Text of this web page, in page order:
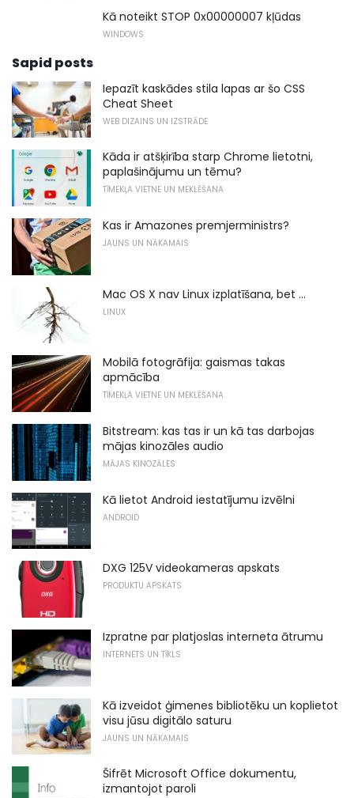
Kā noteikt STOP 0x00000007 kļūdas
WINDOWS
Sapid posts
Iepazīt kaskādes stila lapas ar šo CSS
Cheat Sheet
WEB DIZAINS UN IZSTRĀDE
Kāda ir atšķirība starp Chrome lietotni,
paplašinājumu un tēmu?
TĪMEKĻA VIETNE UN MEKLĒŠANA
Kas ir Amazones premjerministrs?
JAUNS UN NĀKAMAIS
Mac OS X nav Linux izplatīšana, bet ...
LINUX
Mobilā fotogrāfija: gaismas takas
apmācība
TĪMEKĻA VIETNE UN MEKLĒŠANA
Bitstream: kas tas ir un kā tas darbojas
mājas kinozāles audio
MĀJAS KINOZĀLES
Kā lietot Android iestatījumu izvēlni
ANDROID
DXG 125V videokameras apskats
PRODUKTU APSKATS
Izpratne par platjoslas interneta ātrumu
INTERNETS UN TĪKLS
Kā izveidot ģimenes bibliotēku un koplietot
visu jūsu digitālo saturu
JAUNS UN NĀKAMAIS
Šifrēt Microsoft Office dokumentu,
izmantojot paroli